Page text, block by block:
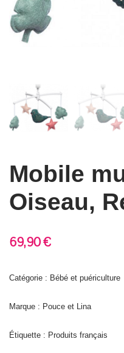
Mobile
Oiseau,
69,90€
Catégorie : Bébé et puériculture
Marque : Pouce et Lina
Étiquette : Produits français